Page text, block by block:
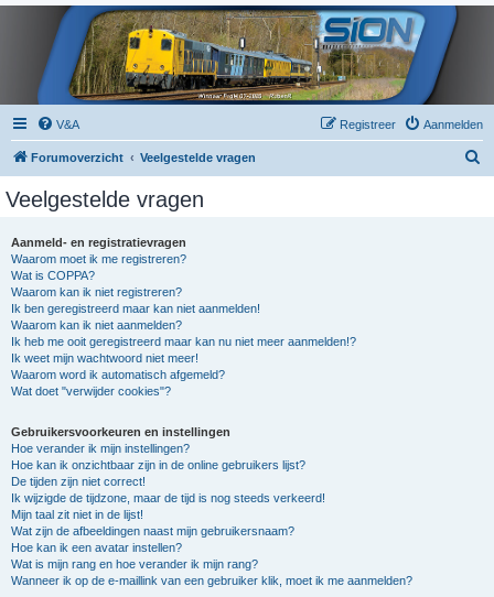
V&A Aanmelden
Registreer
Forumoverzicht Veelgestelde vragen
Veelgestelde vragen
Aanmeld- en registratievragen
Waarom moet ik me registreren?
Wat is COPPA?
Waarom kan ik niet registreren?
Ik ben geregistreerd maar kan niet aanmelden!
Waarom kan ik niet aanmelden?
Ik heb me ooit geregistreerd maar kan nu niet meer aanmelden!?
Ik weet mijn wachtwoord niet meer!
Waarom word ik automatisch afgemeld?
Wat doet "verwijder cookies"?
Gebruikersvoorkeuren en instellingen
Hoe verander ik mijn instellingen?
Hoe kan ik onzichtbaar zijn in de online gebruikers lijst?
De tijden zijn niet correct!
Ik wijzigde de tijdzone, maar de tijd is nog steeds verkeerd!
Mijn taal zit niet in de lijst!
Wat zijn de afbeeldingen naast mijn gebruikersnaam?
Hoe kan ik een avatar instellen?
Wat is mijn rang en hoe verander ik mijn rang?
Wanneer ik op de e-maillink van een gebruiker klik, moet ik me aanmelden?